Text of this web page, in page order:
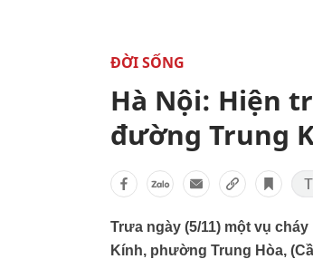
ĐỜI SỐNG
Hà Nội: Hiện
đường Trung
Trưa ngày (5/11) một vụ
Kính, phường Trung Hòa,